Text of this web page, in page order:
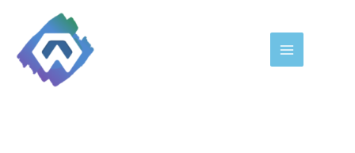
contenu